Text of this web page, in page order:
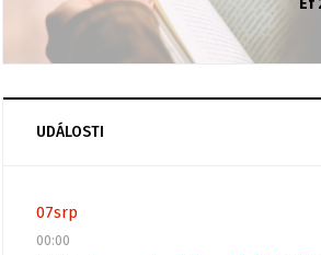
Ef
UDÁLOSTI
07srp
00:00